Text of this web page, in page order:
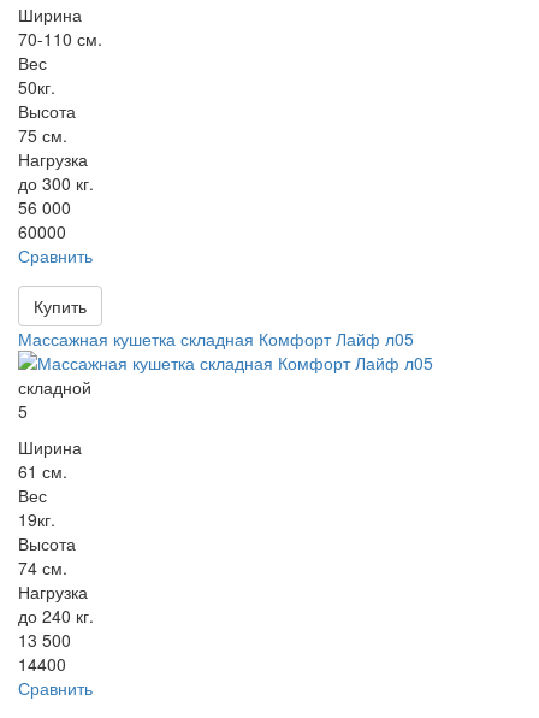
Ширина
70-110 см.
Вес
50кг.
Высота
75 см.
Нагрузка
до 300 кг.
56 000
60000
Сравнить
Купить
Массажная кушетка складная Комфорт Лайф л05
складной
5
Ширина
61 см.
Вес
19кг.
Высота
74 см.
Нагрузка
до 240 кг.
13 500
14400
Сравнить